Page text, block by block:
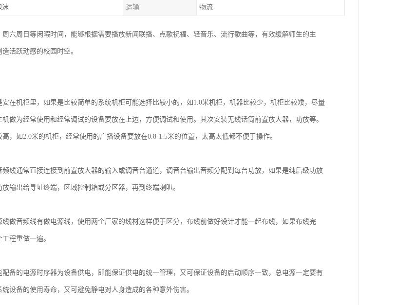
沫 运输 物流
六周日等闲暇时间，能够根据需要播放新闻联播、点歌祝福、轻音乐、流行歌曲等，有效缓解师生的生
活跃动感的校园时空。
在机柜里，如果是比较简单的系统机柜可能选择比较小的，如1.0米机柜，机器比较少，机柜比较矮，尽量
做为经常使用和经常调试的设备要放在上边，方便调试和使用。其次安装无线话筒前置放大器，功放等。
，如2.0米的机柜，经常使用的广播设备要放在0.8-1.5米的位置，太高太低都不便于操作。
线通常直接连接到前置放大器的输入或调音台通道，调音台输出音频分配到每台功放，如果是纯后级功放
输出给寻址终端，区域控制箱或分区器，再到终端喇叭。
做音频线有做电源线，使用两个厂家的线材这样便于区分，布线前做好设计才能一起布线，如果布线完
程重做一遍。
备的电源时序器为设备供电，即能保证供电的统一管理，又可保证设备的启动顺序一致，总电源一定要有
设备的使用寿命，又可避免静电对人身造成的各种意外伤害。